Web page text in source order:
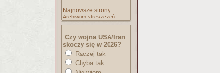
Najnowsze strony..
Archiwum streszczeń..
Czy wojna USA/Iran
skoczy się w 2026?
Raczej tak
Chyba tak